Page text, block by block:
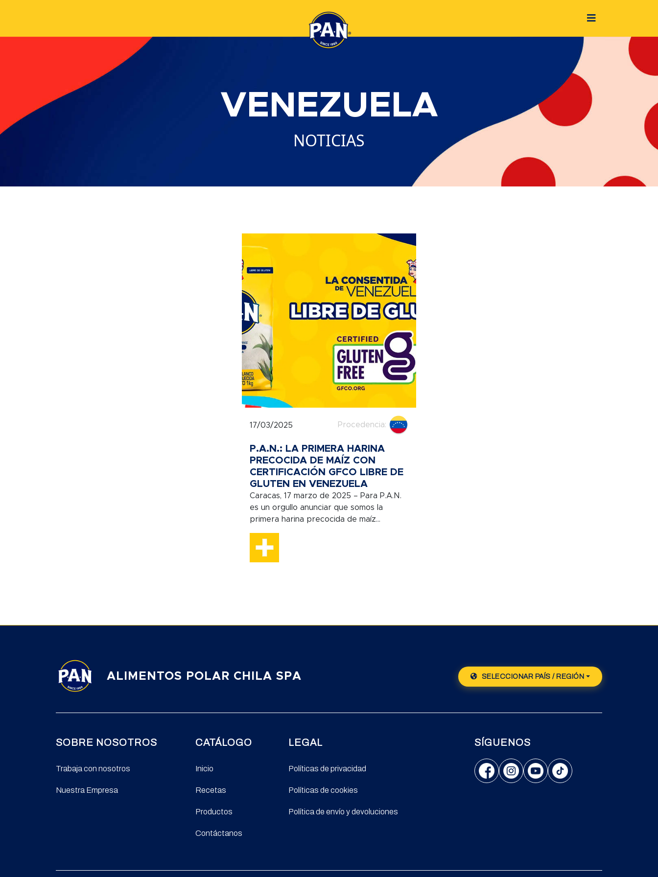
VENEZUELA
NOTICIAS
17/03/2025 Procedencia:
P.A.N.: LA PRIMERA HARINA
PRECOCIDA DE MAÍZ CON
CERTIFICACIÓN GFCO LIBRE DE
GLUTEN EN VENEZUELA
Caracas, 17 marzo de 2025 – Para P.A.N.
es un orgullo anunciar que somos la
primera harina precocida de maíz...
ALIMENTOS POLAR CHILA SPA SELECCIONAR PAÍS / REGIÓN
SOBRE NOSOTROS
Trabaja con nosotros
Nuestra Empresa
CATÁLOGO
Inicio
Recetas
Productos
Contáctanos
LEGAL
Políticas de privacidad
Políticas de cookies
Política de envío y devoluciones
SÍGUENOS